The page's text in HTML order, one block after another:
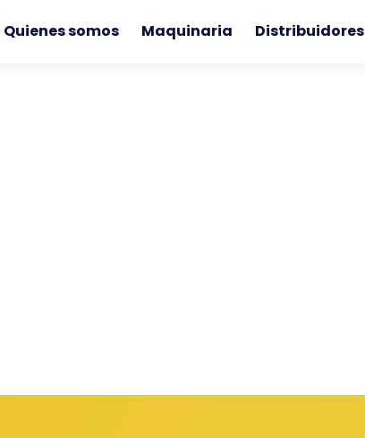
Quienes somos Maquinaria Distribuidores